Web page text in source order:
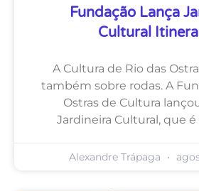
Fundação Lança
Cultural
A Cultura de Rio das
também sobre rodas. A
Ostras de Cultura
Jardineira Cultural, que
Alexandre Trápaga